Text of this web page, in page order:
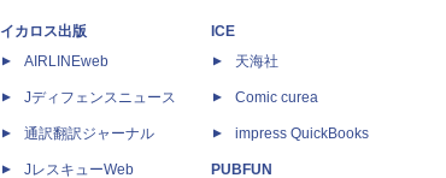
イカロス出版
AIRLINEweb
Jディフェンスニュース
通訳翻訳ジャーナル
JレスキューWeb
ICE
天海社
Comic curea
impress QuickBooks
PUBFUN